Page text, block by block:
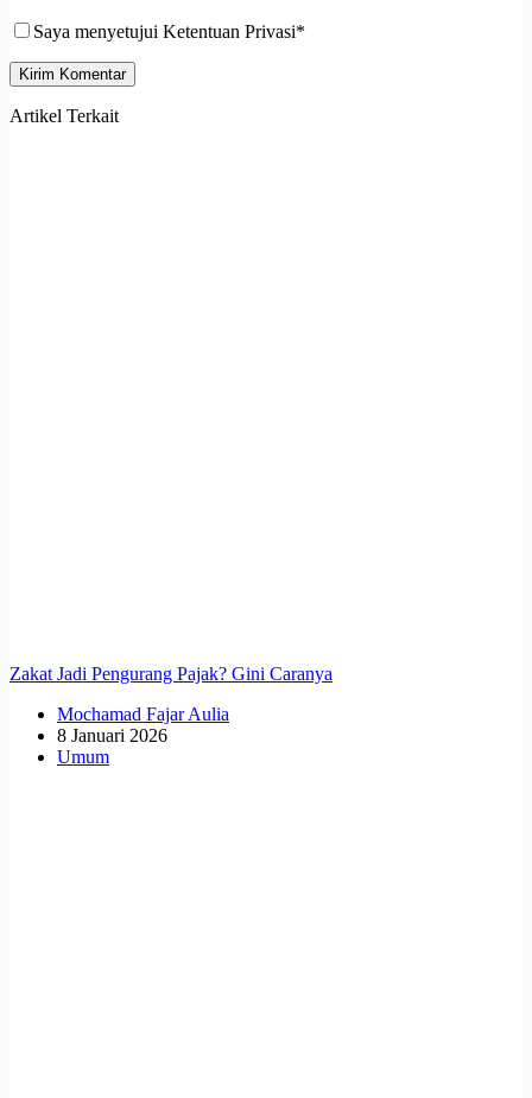
Saya menyetujui Ketentuan Privasi*
Kirim Komentar
Artikel Terkait
Zakat Jadi Pengurang Pajak? Gini Caranya
Mochamad Fajar Aulia
8 Januari 2026
Umum